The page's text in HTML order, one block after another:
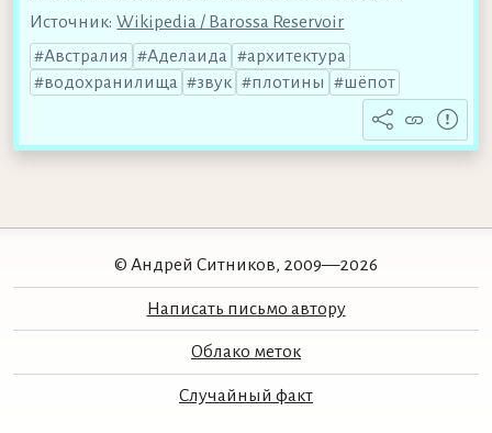
Источник: Wikipedia / Barossa Reservoir
Австралия
Аделаида
архитектура
водохранилища
звук плотины шёпот
© Андрей Ситников, 2009—2026
Написать письмо автору
Облако меток
Случайный факт